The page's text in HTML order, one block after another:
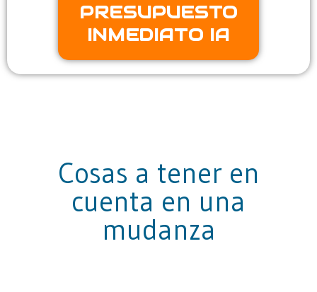
PRESUPUESTO
INMEDIATO IA
Cosas a tener en
cuenta en una
mudanza